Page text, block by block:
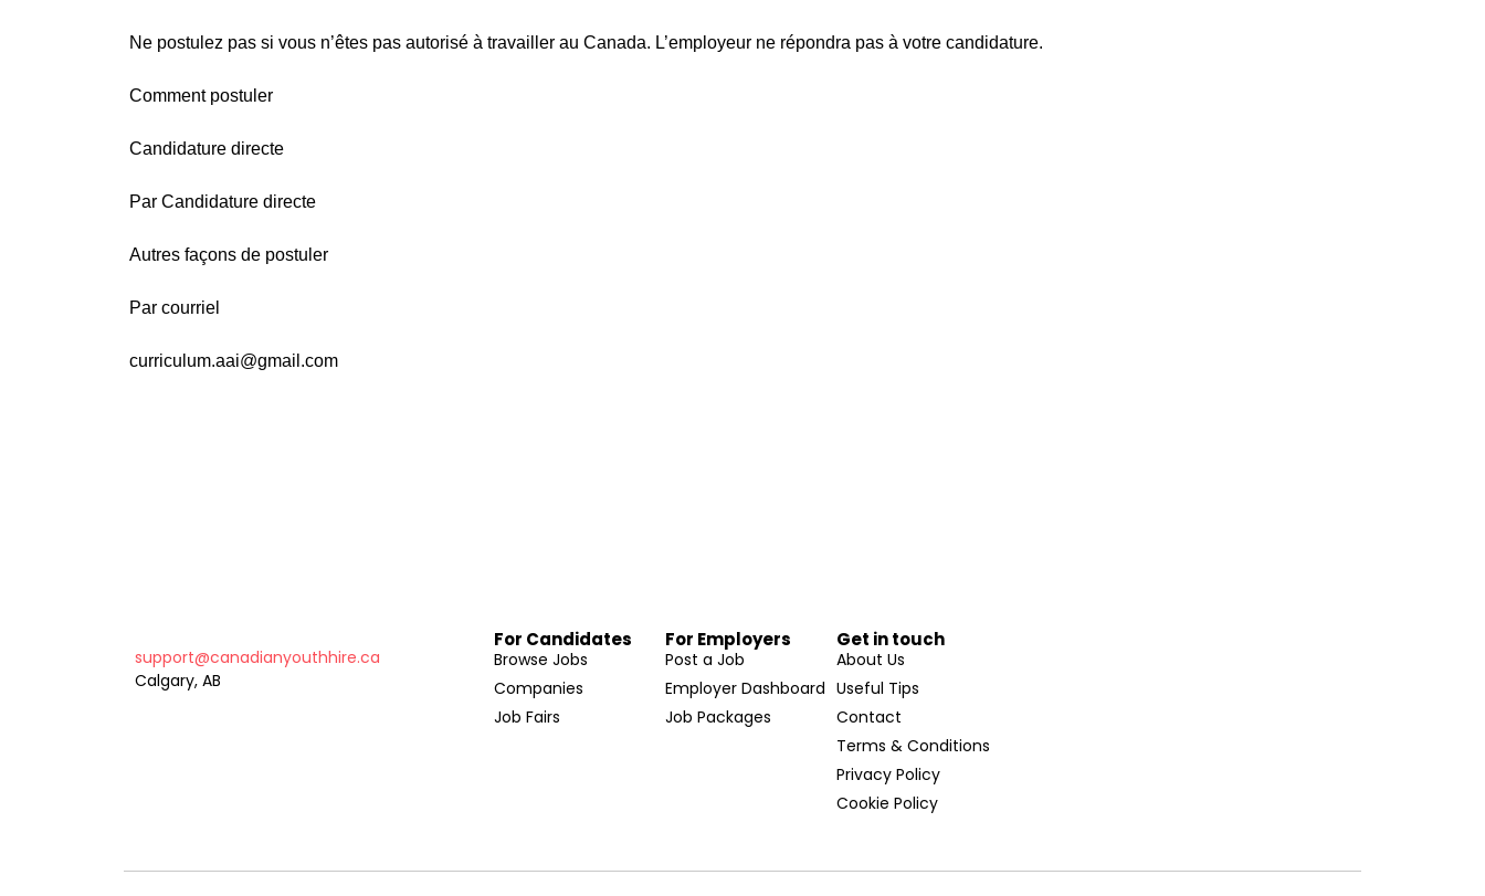
Ne postulez pas si vous n’êtes pas autorisé à travailler au Canada. L’employeur ne répondra pas à votre candidature.
Comment postuler
Candidature directe
Par Candidature directe
Autres façons de postuler
Par courriel
curriculum.aai@gmail.com
support@canadianyouthhire.ca
Calgary, AB
For Candidates
Browse Jobs
Companies
Job Fairs
For Employers
Post a Job
Employer Dashboard
Job Packages
Get in touch
About Us
Useful Tips
Contact
Terms & Conditions
Privacy Policy
Cookie Policy